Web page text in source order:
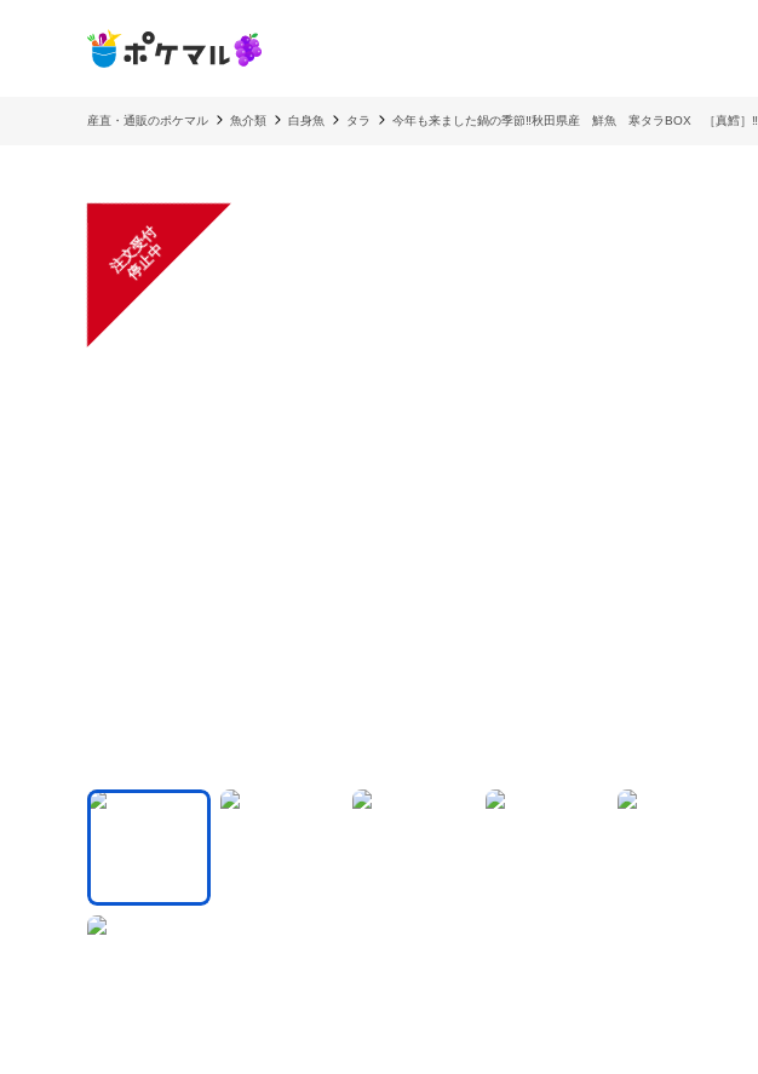
産直・通販のポケマル 魚介類 白身魚 タラ 今年も来ました鍋の季節‼️秋田県産 鮮魚 寒タラBOX ［真鱈］‼️
注
文
受
付
停
止
中